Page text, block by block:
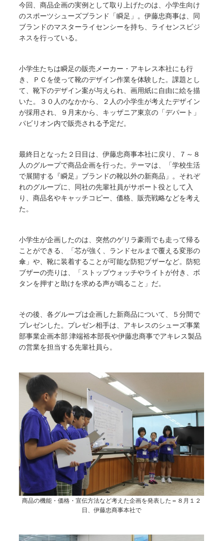
今回、商品企画の実例として取り上げたのは、小学生向け
のスポーツシューズブランド「瞬足」。伊藤忠商事は、同
ブランドのマスターライセンシーを持ち、ライセンスビジ
ネスを行っている。
小学生たちは瞬足の販売メーカー・アキレス本社にも行
き、ＰＣを使って靴のデザイン作業を体験した。課題とし
て、靴下のデザイン案が与えられ、画用紙に自由に絵を描
いた。３０人のなかから、２人の小学生が考えたデザイン
が採用され、９月末から、キッザニア東京の「デパート」
パビリオン内で販売される予定だ。
最終日となった２日目は、伊藤忠商事本社に戻り、７～８
人のグループで商品企画を行った。テーマは、「学校生活
で展開する『瞬足』ブランドの靴以外の新商品」。それぞ
れのグループに、同社の先輩社員がサポート役として入
り、商品名やキャッチコピー、価格、販売戦略などを考え
た。
小学生が企画したのは、突然のゲリラ豪雨でも走って帰る
ことができる、「芯が強く、ランドセルまで覆える変形の
傘」や、靴に装着することが可能な防犯ブザーなど。防犯
ブザーの売りは、「ストップウォッチやライトが付き、ボ
タンを押すと助けを求める声が鳴ること」だ。
その後、各グループは企画した新商品について、５分間で
プレゼンした。プレゼン相手は、アキレスのシューズ事業
部事業企画本部 津端裕本部長や伊藤忠商事でアキレス製品
の営業を担当する先輩社員ら。
商品の機能・価格・宣伝方法など考えた企画を発表した＝８月１２
日、伊藤忠商事本社で